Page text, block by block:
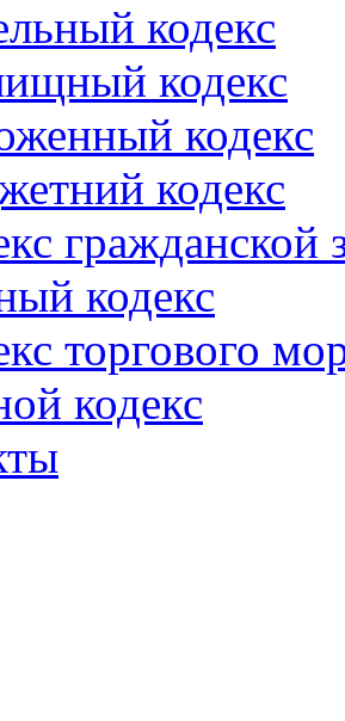
кодекс
кодекс
кодекс
кодекс
гражданской
кодекс
торгового
кодекс